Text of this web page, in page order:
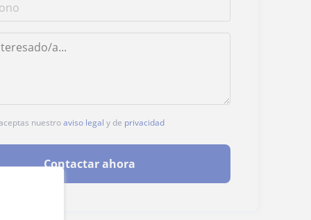
nuestroaviso legal y de privacidad
Contactar ahora